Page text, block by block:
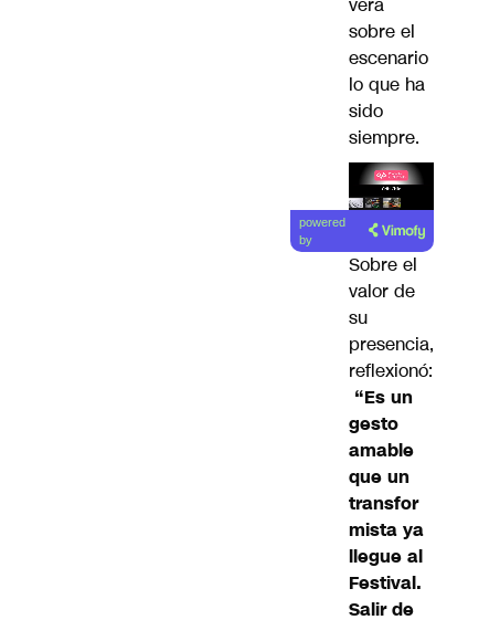
sobre el
escenario
lo que ha
sido
siempre.
Lea el
artículo
powered
by
Sobre el
valor de
su
presencia,
reflexionó:
“Es un
gesto
amable
que un
transfor
mista ya
llegue al
Festival.
Salir de